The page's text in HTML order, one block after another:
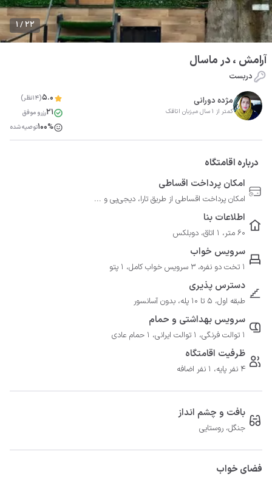
1 / 22
آرامش ، در ماسال
دربست
مژده دورانی
کمتر از 1 سال میزبان اتاقک
5.0(14نظر)
21رزرو موفق
100%توصیه شده
درباره اقامتگاه
امکان پرداخت اقساطی
امکان پرداخت اقساطی از طریق تارا، دیجی‌پی و ...
اطلاعات بنا
60 متر، 1 اتاق، دوبلکس
سرویس خواب
1 تخت دو نفره، 3 سرویس خواب کامل، 1 پتو
دسترس پذیری
طبقه اول، 5 تا 10 پله، بدون آسانسور
سرویس بهداشتی و حمام
1 توالت فرنگی، 1 توالت ایرانی، 1 حمام عادی
ظرفیت اقامتگاه
4 نفر پایه، 1 نفر اضافه
بافت و چشم انداز
جنگل، روستایی
فضای خواب